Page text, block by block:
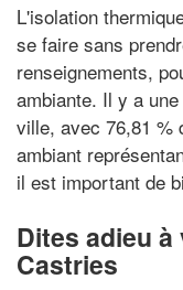
L'isolation
se faire sans
renseignements,
ambiante. Il y a
ville, avec 76,81 %
ambiant
il est important de
Dites adieu
Castries